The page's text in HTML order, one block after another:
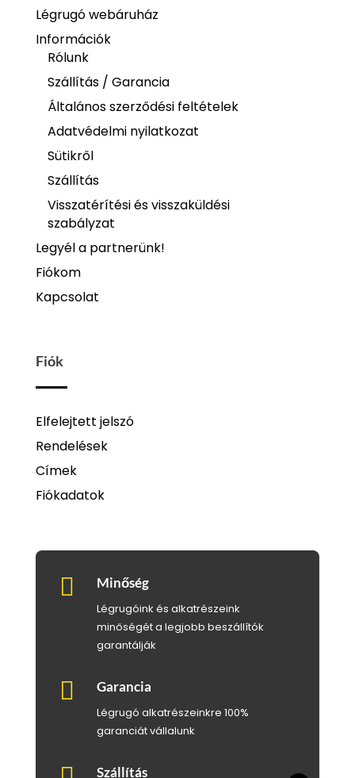
Légrugó webáruház
Információk
Rólunk
Szállítás / Garancia
Általános szerződési feltételek
Adatvédelmi nyilatkozat
Sütikről
Szállítás
Visszatérítési és visszaküldési
szabályzat
Legyél a partnerünk!
Fiókom
Kapcsolat
Fiók
Elfelejtett jelszó
Rendelések
Címek
Fiókadatok
 Minőség
Légrugóink és alkatrészeink
minőségét a legjobb beszállítók
garantálják
 Garancia
Légrugó alkatrészeinkre 100%
garanciát vállalunk
Szállítás